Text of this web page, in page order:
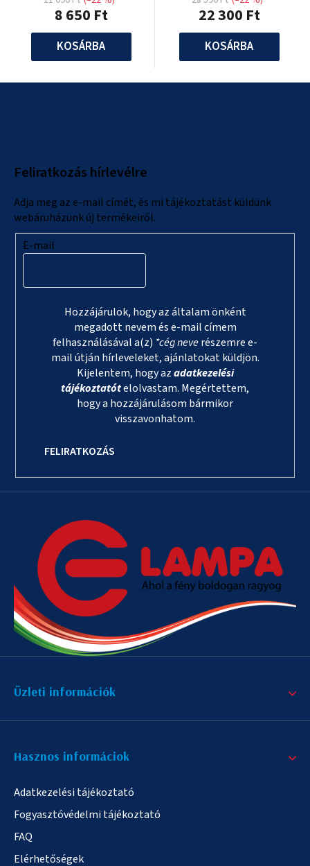
8 650 Ft
KOSÁRBA
22 300 Ft
KOSÁRBA
Feliratkozás hírlevélre
Adja meg az e-mail címét, és mi tájékoztatást küldünk
webáruházunk új termékeiről.
E-mail
Hozzájárulok, hogy az általam önként
megadott nevem és e-mail címem
felhasználásával a(z) *cég neverészemre e-
mail útján hírleveleket, ajánlatokat küldjön.
Kijelentem, hogy azadatkezelési
tájékoztatótelolvastam. Megértettem,
hogy a hozzájárulásom bármikor
visszavonhatom.
FELIRATKOZÁS
Üzleti információk
Hasznos informáciok
Adatkezelési tájékoztató
Fogyasztóvédelmi tájékoztató
FAQ
Elérhetőségek